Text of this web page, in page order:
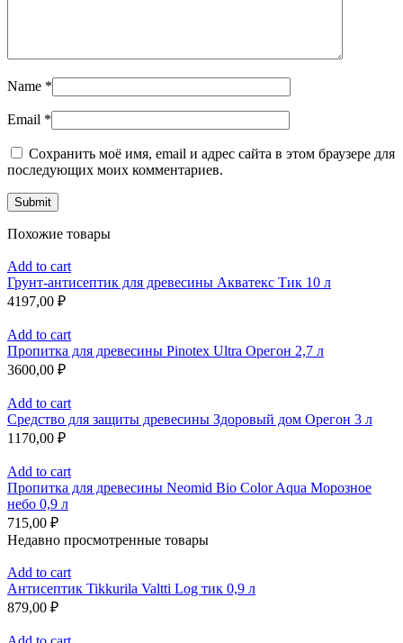
Name *
Email *
Сохранить моё имя, email и адрес сайта в этом браузере для
последующих моих комментариев.
Похожие товары
Add to cart
Грунт-антисептик для древесины Акватекс Тик 10 л
4197,00 ₽
Add to cart
Пропитка для древесины Pinotex Ultra Орегон 2,7 л
3600,00 ₽
Add to cart
Средство для защиты древесины Здоровый дом Орегон 3 л
1170,00 ₽
Add to cart
Пропитка для древесины Neomid Bio Color Aqua Морозное
небо 0,9 л
715,00 ₽
Недавно просмотренные товары
Add to cart
Антисептик Tikkurila Valtti Log тик 0,9 л
879,00 ₽